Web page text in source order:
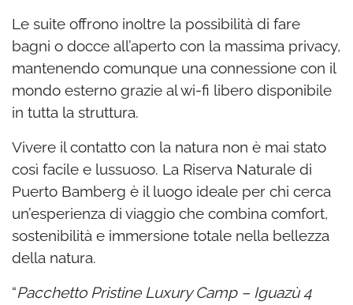
Le suite offrono inoltre la possibilità di fare
bagni o docce all’aperto con la massima privacy,
mantenendo comunque una connessione con il
mondo esterno grazie al wi-fi libero disponibile
in tutta la struttura.
Vivere il contatto con la natura non è mai stato
così facile e lussuoso. La Riserva Naturale di
Puerto Bamberg è il luogo ideale per chi cerca
un’esperienza di viaggio che combina comfort,
sostenibilità e immersione totale nella bellezza
della natura.
“Pacchetto Pristine Luxury Camp – Iguazù 4